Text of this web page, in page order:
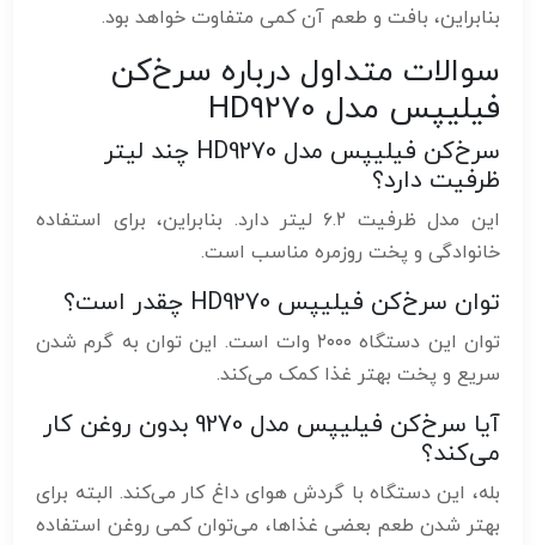
بنابراین، بافت و طعم آن کمی متفاوت خواهد بود.
سوالات متداول درباره سرخ‌کن
فیلیپس مدل HD9270
سرخ‌کن فیلیپس مدل HD9270 چند لیتر
ظرفیت دارد؟
این مدل ظرفیت ۶.۲ لیتر دارد. بنابراین، برای استفاده
خانوادگی و پخت روزمره مناسب است.
توان سرخ‌کن فیلیپس HD9270 چقدر است؟
توان این دستگاه ۲۰۰۰ وات است. این توان به گرم شدن
سریع و پخت بهتر غذا کمک می‌کند.
آیا سرخ‌کن فیلیپس مدل 9270 بدون روغن کار
می‌کند؟
بله، این دستگاه با گردش هوای داغ کار می‌کند. البته برای
بهتر شدن طعم بعضی غذاها، می‌توان کمی روغن استفاده